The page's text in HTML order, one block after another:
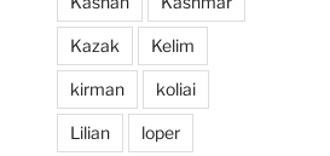
prijzen. Al met al
een zeer positieve
ervaring en zou
deze zaak aan
iedereen aan
Kazak Kelim
kirman koliai
Lilian loper